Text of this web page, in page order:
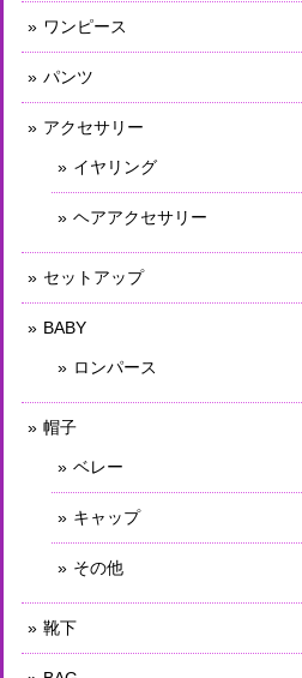
ワンピース
パンツ
アクセサリー
イヤリング
ヘアアクセサリー
セットアップ
BABY
ロンパース
帽子
ベレー
キャップ
その他
靴下